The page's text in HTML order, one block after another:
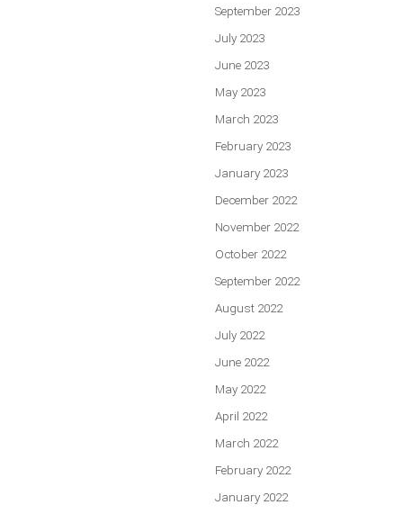
September 2023
July 2023
June 2023
May 2023
March 2023
February 2023
January 2023
December 2022
November 2022
October 2022
September 2022
August 2022
July 2022
June 2022
May 2022
April 2022
March 2022
February 2022
January 2022